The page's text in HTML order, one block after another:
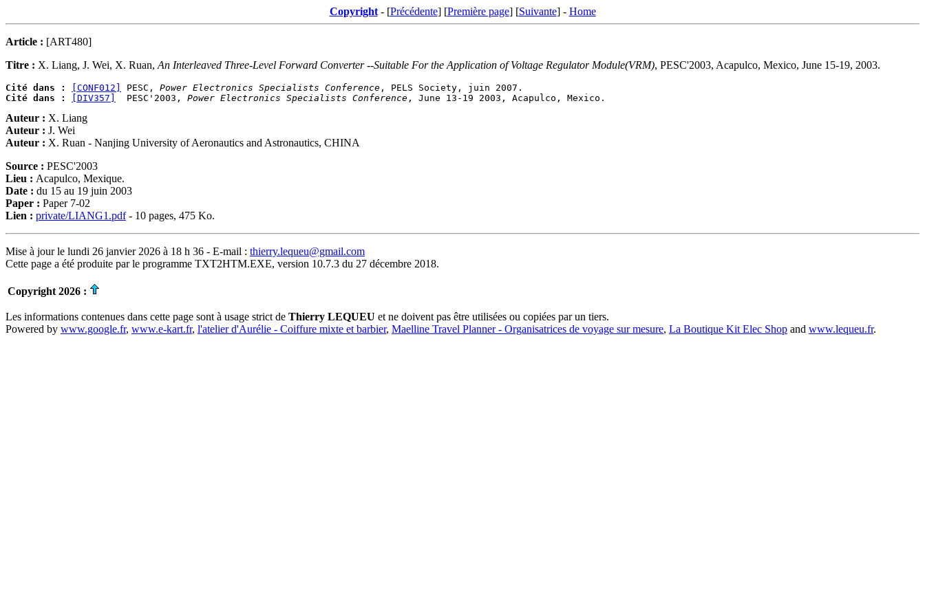
Copyright- [Précédente] [Première page] [Suivante] - Home
Article : [ART480]
Titre : X. Liang, J. Wei, X. Ruan, An Interleaved Three-Level Forward Converter --Suitable For the Application of Voltage Regulator Module(VRM), PESC'2003, Acapulco, Mexico, June 15-19, 2003.
Cité dans : [CONF012] PESC, Power Electronics Specialists Conference
Cité dans :
[DIV357]
  PESC'2003,
Power Electronics Specialists Conference
Auteur : X. Liang
Auteur : J. Wei
Auteur : X. Ruan - Nanjing University of Aeronautics and Astronautics, CHINA
Source : PESC'2003
Lieu : Acapulco, Mexique.
Date : du 15 au 19 juin 2003
Paper : Paper 7-02
Lien : private/LIANG1.pdf- 10 pages, 475 Ko.
Mise à jour le lundi 26 janvier 2026 à 18 h 36 - E-mail : thierry.lequeu@gmail.com
Cette page a été produite par le programme TXT2HTM.EXE, version 10.7.3 du 27 décembre 2018.
Copyright 2026 :
Les informations contenues dans cette page sont à usage strict de Thierry LEQUEU et ne doivent pas être utilisées ou copiées par un tiers.
Powered by www.google.fr, www.e-kart.fr, l'atelier d'Aurélie - Coiffure mixte et barbier, Maelline Travel Planner - Organisatrices de voyage sur mesure, La Boutique Kit Elec Shop and www.lequeu.fr.